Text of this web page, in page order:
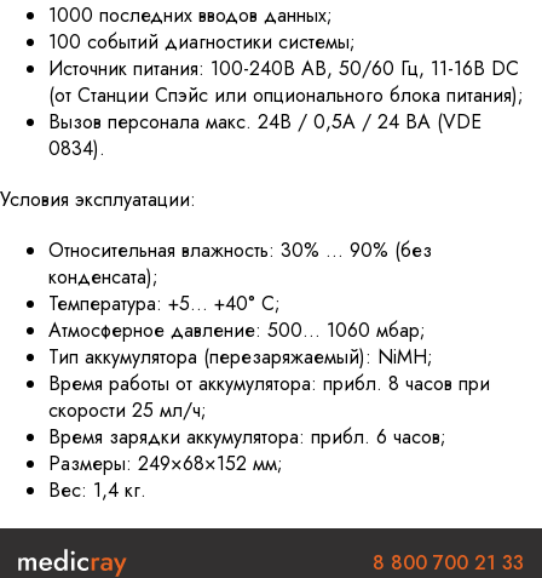
1000 последних вводов данных;
100 событий диагностики системы;
Источник питания: 100-240В АВ, 50/60 Гц, 11-16В DC
(от Станции Спэйс или опционального блока питания);
Вызов персонала макс. 24В / 0,5А / 24 ВА (VDE
0834).
Условия эксплуатации:
Относительная влажность: 30% … 90% (без
конденсата);
Температура: +5… +40° С;
Атмосферное давление: 500… 1060 мбар;
Тип аккумулятора (перезаряжаемый): NiMH;
Время работы от аккумулятора: прибл. 8 часов при
скорости 25 мл/ч;
Время зарядки аккумулятора: прибл. 6 часов;
Размеры: 249×68×152 мм;
Вес: 1,4 кг.
8 800 700 21 33